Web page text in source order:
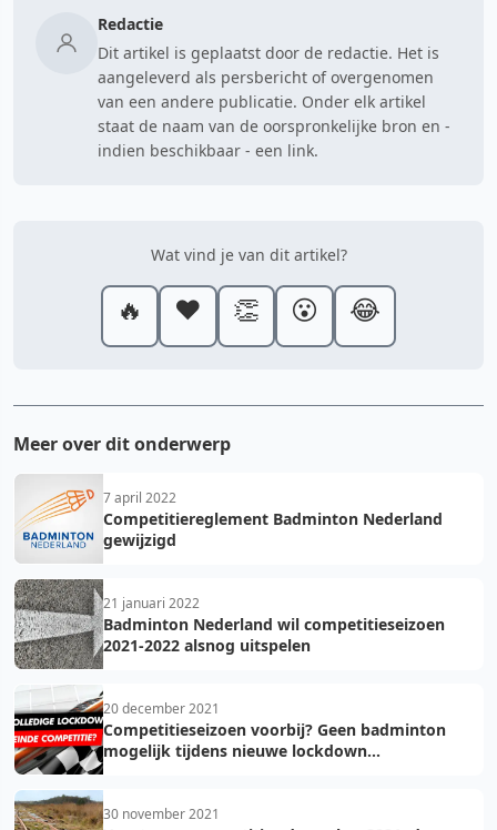
Redactie
Dit artikel is geplaatst door de redactie. Het is
aangeleverd als persbericht of overgenomen
van een andere publicatie. Onder elk artikel
staat de naam van de oorspronkelijke bron en -
indien beschikbaar - een link.
Wat vind je van dit artikel?
🔥 ❤️ 👏 😮 😂
Meer over dit onderwerp
7 april 2022
Competitiereglement Badminton Nederland
gewijzigd
21 januari 2022
Badminton Nederland wil competitieseizoen
2021-2022 alsnog uitspelen
20 december 2021
Competitieseizoen voorbij? Geen badminton
mogelijk tijdens nieuwe lockdown...
30 november 2021